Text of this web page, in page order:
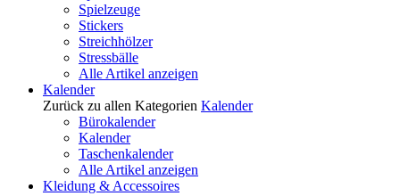
Spielzeuge
Stickers
Streichhölzer
Stressbälle
Alle Artikel anzeigen
Kalender
Zurück zu allen Kategorien Kalender
Bürokalender
Kalender
Taschenkalender
Alle Artikel anzeigen
Kleidung & Accessoires